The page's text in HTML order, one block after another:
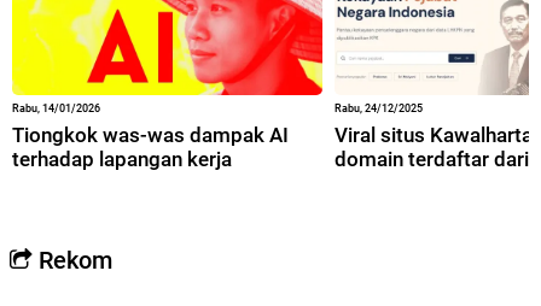
Rabu, 14/01/2026
Tiongkok was-was dampak AI
terhadap lapangan kerja
Rabu, 24/12/2025
Viral situs
domain terdaftar dari
Rekom